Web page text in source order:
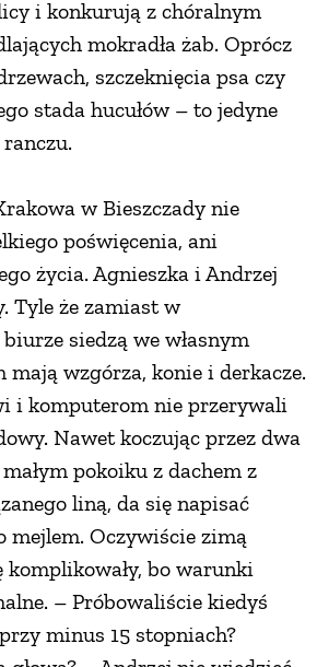
i konkurują z chóralnym
mokradła żab. Oprócz
szczeknięcia psa czy
stada hucułów – to jedyne
ranczu.
w Bieszczady nie
poświęcenia, ani
życia. Agnieszka i Andrzej
Tyle że zamiast w
siedzą we własnym
mają wzgórza, konie i derkacze.
i komputerom nie przerywali
Nawet koczując przez dwa
pokoiku z dachem z
liną, da się napisać
mejlem. Oczywiście zimą
bo warunki
– Próbowaliście kiedyś
minus 15 stopniach?